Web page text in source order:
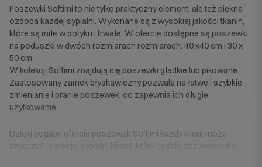
Poszewki Softimi to nie tylko praktyczny element, ale też piękna
ozdoba każdej sypialni. Wykonane są z wysokiej jakości tkanin,
które są miłe w dotyku i trwałe. W ofercie dostępne są poszewki
na poduszki w dwóch rozmiarach rozmiarach: 40 x40 cm i 30 x
50 cm.
W kolekcji Softimi znajdują się poszewki gładkie lub pikowane.
Zastosowany zamek błyskawiczny pozwala na łatwe i szybkie
zmienianie i pranie poszewek, co zapewnia ich długie
użytkowanie.
Dzięki bogatej ofercie poszewek Softimi każdy klient może